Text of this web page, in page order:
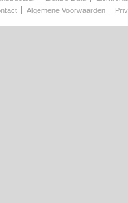
Algemene Voorwaarden